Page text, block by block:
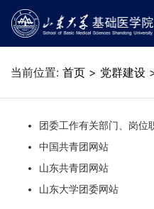
当前位置: 首页 > 党群建设
团委工作有关部门、岗位
中国共青团网站
山东共青团网站
山东大学团委网站